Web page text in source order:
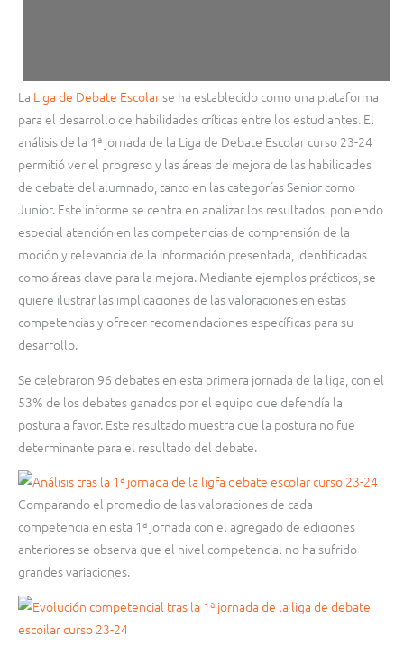
La Liga de Debate Escolarse ha establecido como una plataforma
para el desarrollo de habilidades críticas entre los estudiantes. El
análisis de la 1ª jornada de la Liga de Debate Escolar curso 23-24
permitió ver el progreso y las áreas de mejora de las habilidades
de debate del alumnado, tanto en las categorías Senior como
Junior. Este informe se centra en analizar los resultados, poniendo
especial atención en las competencias de comprensión de la
moción y relevancia de la información presentada, identificadas
como áreas clave para la mejora. Mediante ejemplos prácticos, se
quiere ilustrar las implicaciones de las valoraciones en estas
competencias y ofrecer recomendaciones específicas para su
desarrollo.
Se celebraron 96 debates en esta primera jornada de la liga, con el
53% de los debates ganados por el equipo que defendía la
postura a favor. Este resultado muestra que la postura no fue
determinante para el resultado del debate.
Comparando el promedio de las valoraciones de cada
competencia en esta 1ª jornada con el agregado de ediciones
anteriores se observa que el nivel competencial no ha sufrido
grandes variaciones.